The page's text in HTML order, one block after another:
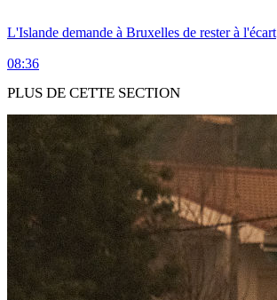
L'Islande demande à Bruxelles de rester à l'écart
08:36
PLUS DE CETTE SECTION